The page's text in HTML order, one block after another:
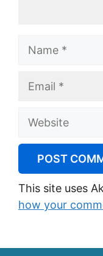
Website
This site uses
how your